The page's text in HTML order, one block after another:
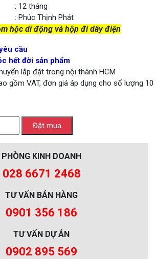
: 12 tháng
: Phúc Thịnh Phát
hộc di động và hộp đi dây điện
cầu
hết đời sản phẩm
lắp đặt trong nội thành HCM
gồm VAT, đơn giá áp dụng cho số lượng 10
PHÒNG KINH DOANH
028 6671 2468
TƯ VẤN BÁN HÀNG
0901 356 186
TƯ VẤN DỰ ÁN
0902 895 569